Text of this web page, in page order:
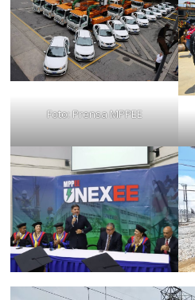
Foto: Prensa MPPEE